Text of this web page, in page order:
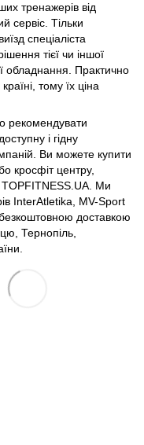
тренажерів від
сервіс. Тільки
спеціаліста
тієї чи іншої
обладнання. Практично
тому їх ціна
рекомендувати
і гідну
Ви можете купити
кросфіт центру,
TOPFITNESS.UA. Ми
InterAtletika, MV-Sport
доставкою
Тернопіль,